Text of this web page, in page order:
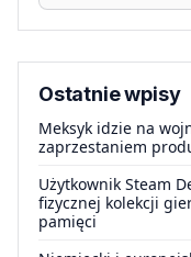
Ostatnie wpisy
Meksyk idzie na
zaprzestaniem
Użytkownik Steam
fizycznej kolekcji
pamięci